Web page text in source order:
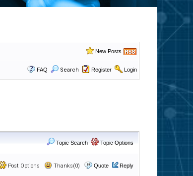
New Posts
FAQ Search Register Login
Topic Search Topic Options
Post Options Thanks(0) Quote Reply